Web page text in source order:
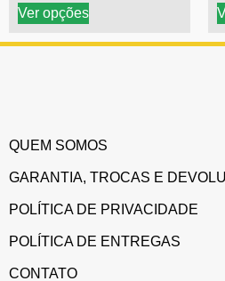
Ver opções
QUEM SOMOS
GARANTIA, TROCAS E
POLÍTICA DE PRIVACIDADE
POLÍTICA DE ENTREGAS
CONTATO